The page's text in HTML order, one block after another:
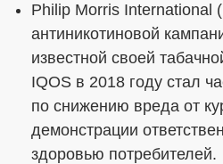
Philip Morris International
антиникотиновой
известной своей
IQOS в 2018 году стал
по снижению вреда от
демонстрации
здоровью потребителей.